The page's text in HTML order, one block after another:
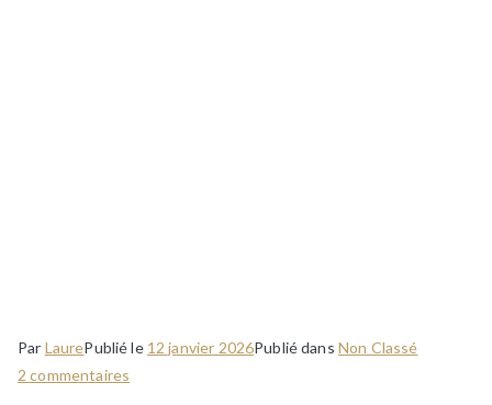
Par LaurePublié le 12 janvier 2026Publié dans Non Classé
2 commentaires